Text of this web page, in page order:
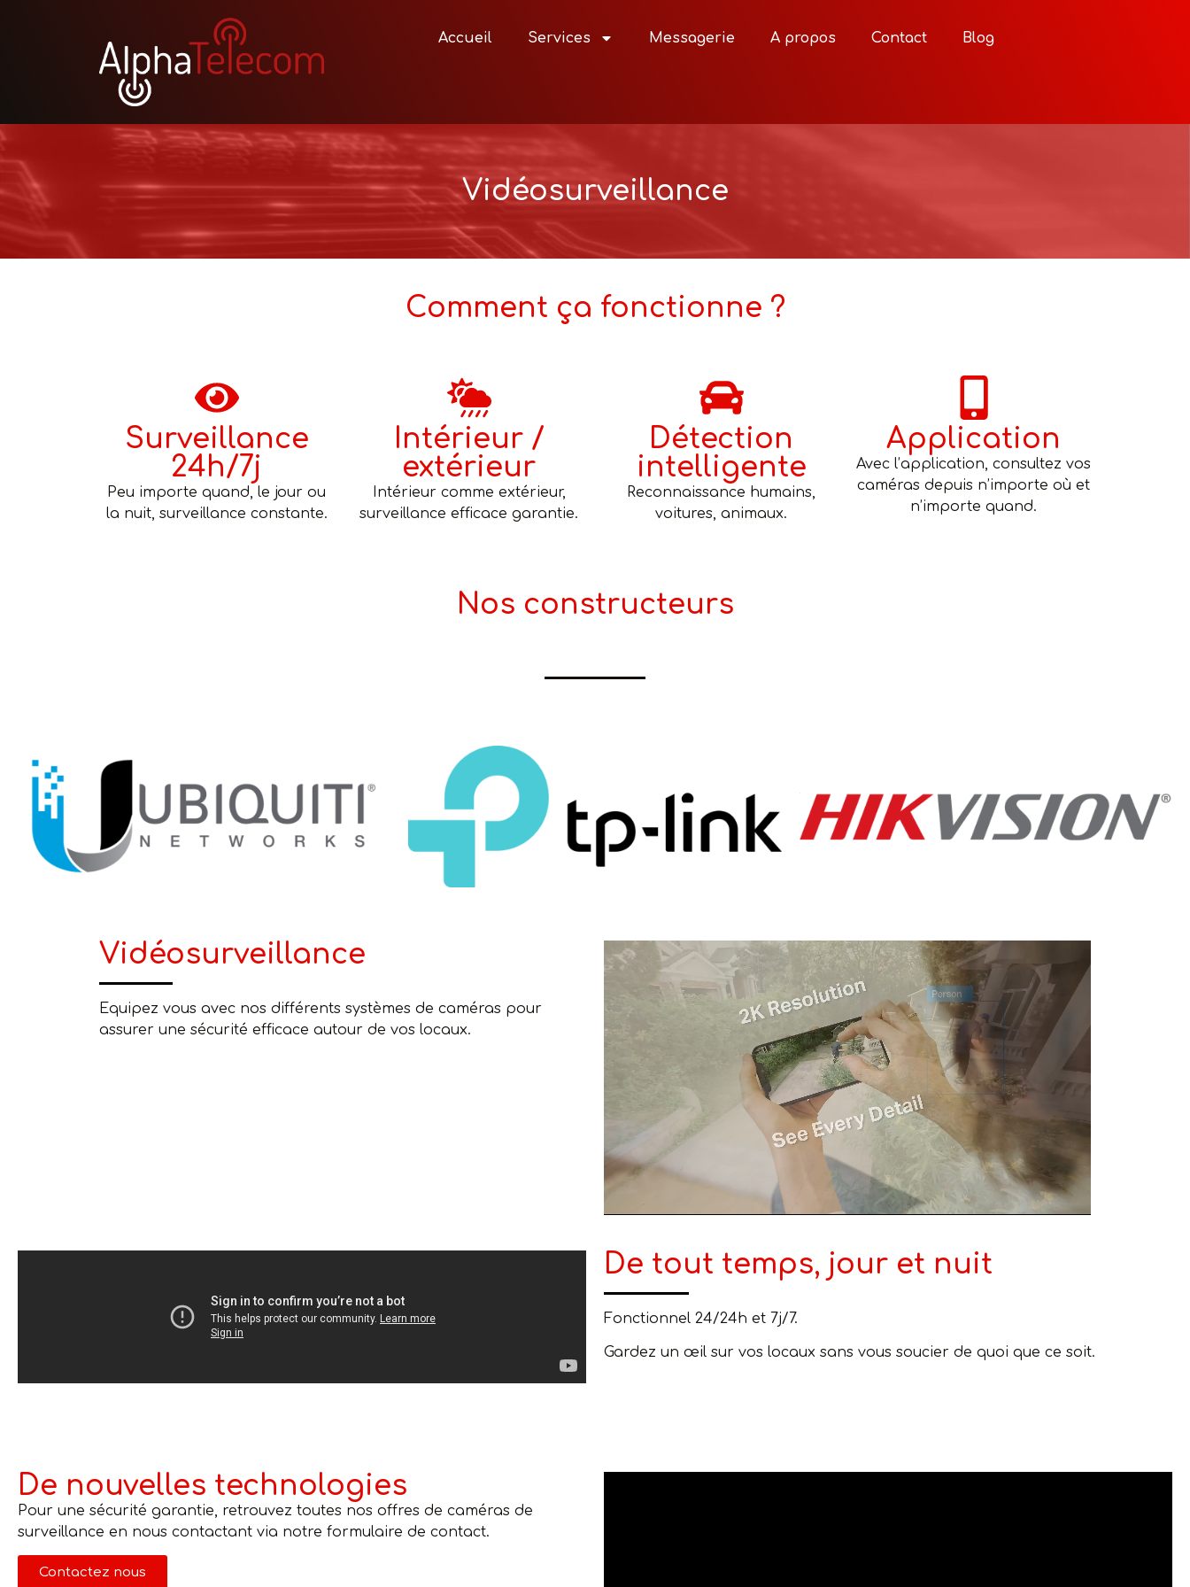
Accueil Services Messagerie A propos Contact Blog
Vidéosurveillance
Comment ça fonctionne ?
Surveillance
24h/7j
Peu importe quand, le jour ou
la nuit, surveillance constante.
Intérieur /
extérieur
Intérieur comme extérieur,
surveillance efficace garantie.
Détection
intelligente
Reconnaissance humains,
voitures, animaux.
Application
Avec l’application, consultez vos
caméras depuis n’importe où et
n’importe quand.
Nos constructeurs
Vidéosurveillance
Equipez vous avec nos différents systèmes de caméras pour
assurer une sécurité efficace autour de vos locaux.
De tout temps, jour et nuit
Fonctionnel 24/24h et 7j/7.
Gardez un œil sur vos locaux sans vous soucier de quoi que ce soit.
De nouvelles technologies
Pour une sécurité garantie, retrouvez toutes nos offres de caméras de
surveillance en nous contactant via notre formulaire de contact.
Contactez nous